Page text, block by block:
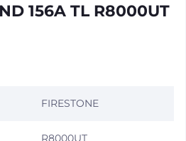
156A TL R8000UT
FIRESTONE
R8000UT